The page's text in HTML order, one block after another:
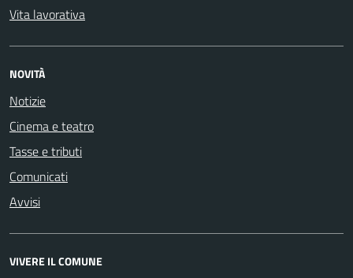
Vita lavorativa
NOVITÀ
Notizie
Cinema e teatro
Tasse e tributi
Comunicati
Avvisi
VIVERE IL COMUNE